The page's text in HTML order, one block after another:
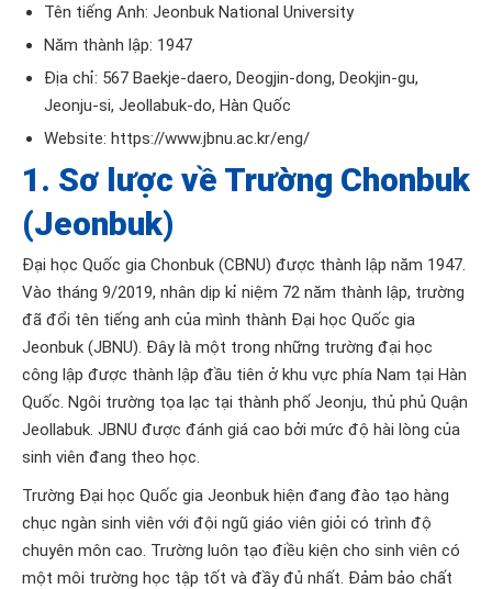
Tên tiếng Anh: Jeonbuk National University
Năm thành lập: 1947
Địa chỉ: 567 Baekje-daero, Deogjin-dong, Deokjin-gu,
Jeonju-si, Jeollabuk-do, Hàn Quốc
Website: https://www.jbnu.ac.kr/eng/
1. Sơ lược về Trường Chonbuk
(Jeonbuk)
Đại học Quốc gia Chonbuk (CBNU) được thành lập năm 1947.
Vào tháng 9/2019, nhân dịp kỉ niệm 72 năm thành lập, trường
đã đổi tên tiếng anh của mình thành Đại học Quốc gia
Jeonbuk (JBNU). Đây là một trong những trường đại học
công lập được thành lập đầu tiên ở khu vực phía Nam tại Hàn
Quốc. Ngôi trường tọa lạc tại thành phố Jeonju, thủ phủ Quận
Jeollabuk . JBNU được đánh giá cao bởi mức độ hài lòng của
sinh viên đang theo học.
Trường Đại học Quốc gia Jeonbuk hiện đang đào tạo hàng
chục ngàn sinh viên với đội ngũ giáo viên giỏi có trình độ
chuyên môn cao. Trường luôn tạo điều kiện cho sinh viên có
một môi trường học tập tốt và đầy đủ nhất. Đảm bảo chất